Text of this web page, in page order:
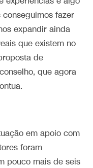
conseguimos fazer
expandir ainda
que existem no
de
que agora
em apoio com
foram
pouco mais de seis